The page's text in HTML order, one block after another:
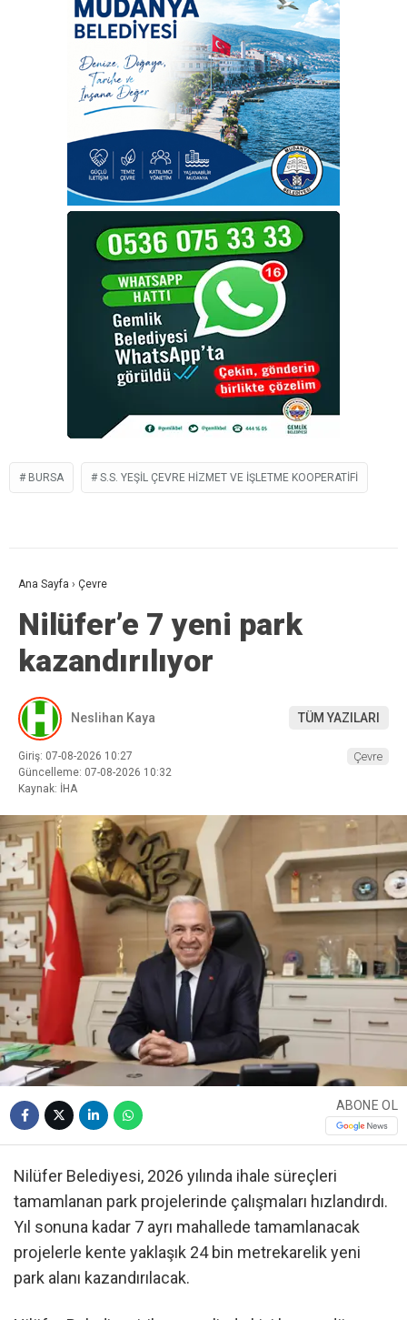
BURSA S.S. YEŞIL ÇEVRE HIZMET VE İŞLETME KOOPERATIFI
Ana Sayfa › Çevre
Nilüfer’e 7 yeni park
kazandırılıyor
Neslihan Kaya TÜM YAZILARI
Giriş: 07-08-2026 10:27
Güncelleme: 07-08-2026 10:32
Kaynak: İHA
Çevre
ABONE OL
Nilüfer Belediyesi, 2026 yılında ihale süreçleri
tamamlanan park projelerinde çalışmaları hızlandırdı.
Yıl sonuna kadar 7 ayrı mahallede tamamlanacak
projelerle kente yaklaşık 24 bin metrekarelik yeni
park alanı kazandırılacak.